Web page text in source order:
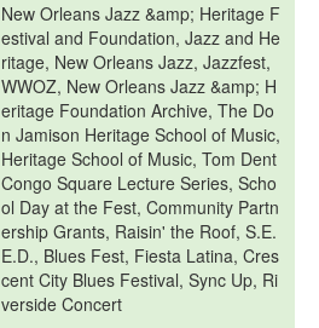
New Orleans Jazz &amp; Heritage F
estival and Foundation, Jazz and He
ritage, New Orleans Jazz, Jazzfest,
WWOZ, New Orleans Jazz &amp; H
eritage Foundation Archive, The Do
n Jamison Heritage School of Music,
Heritage School of Music, Tom Dent
Congo Square Lecture Series, Scho
ol Day at the Fest, Community Partn
ership Grants, Raisin' the Roof, S.E.
E.D., Blues Fest, Fiesta Latina, Cres
cent City Blues Festival, Sync Up, Ri
verside Concert